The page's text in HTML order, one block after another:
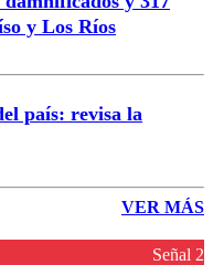
y Los Ríos
país: revisa la
VER MÁS
Señal 2